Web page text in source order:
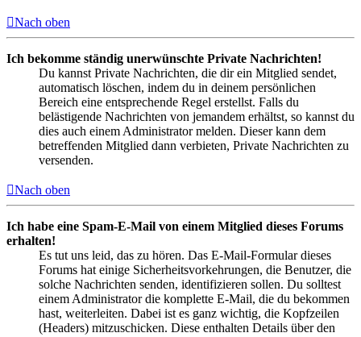
Nach oben
Ich bekomme ständig unerwünschte Private Nachrichten!
Du kannst Private Nachrichten, die dir ein Mitglied sendet,
automatisch löschen, indem du in deinem persönlichen
Bereich eine entsprechende Regel erstellst. Falls du
belästigende Nachrichten von jemandem erhältst, so kannst du
dies auch einem Administrator melden. Dieser kann dem
betreffenden Mitglied dann verbieten, Private Nachrichten zu
versenden.
Nach oben
Ich habe eine Spam-E-Mail von einem Mitglied dieses Forums
erhalten!
Es tut uns leid, das zu hören. Das E-Mail-Formular dieses
Forums hat einige Sicherheitsvorkehrungen, die Benutzer, die
solche Nachrichten senden, identifizieren sollen. Du solltest
einem Administrator die komplette E-Mail, die du bekommen
hast, weiterleiten. Dabei ist es ganz wichtig, die Kopfzeilen
(Headers) mitzuschicken. Diese enthalten Details über den